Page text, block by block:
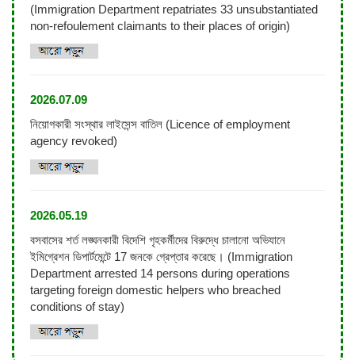
(Immigration Department repatriates 33 unsubstantiated
non-refoulement claimants to their places of origin)
2026.07.09
নিয়োগকারী সংস্থার লাইসেন্স বাতিল (Licence of employment
agency revoked)
2026.05.19
বসবাসের শর্ত লঙ্ঘনকারী বিদেশি গৃহকর্মীদের বিরুদ্ধে চালানো অভিযানে
ইমিগ্রেশন ডিপার্টমেন্টে 17 জনকে গ্রেপ্তার করেছে। (Immigration
Department arrested 14 persons during operations
targeting foreign domestic helpers who breached
conditions of stay)